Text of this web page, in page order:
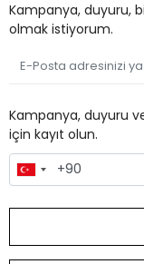
Kampanya, duyuru,
olmak istiyorum.
Kampanya, duyuru
için kayıt olun.